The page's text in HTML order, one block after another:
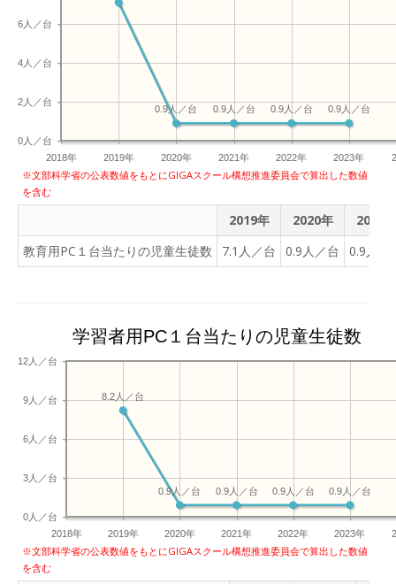
児童生徒用のリーフレッ
にも準備いたしましたの
一読いただき、本市の児童
生徒の情報活用能力を育む
教育に対して、引き続きご
理解とご協力をお願いいた
します。
できました。 R7年度本校
は第３学年において、文Ⅱ
コースで情報Ⅱが開講され
ます。総合的な探究の時間
て、本日学んだことを活用
していきます。
2018年 2019年 2020年 2021年 2022年 2023年
0人／台
2人／台
4人／台
6人／台
0.9人／台
0.9人／台
0.9人／台
0.9人／台
※文部科学省の公表数値をもとにGIGAスクール構想推進委員会で算出した数値
を含む
2019年 2020年
2021年
教育用PC１台当たりの児童生徒数
7.1人／台 0.9人／台 0.9人／
学習者用PC１台当たりの児童生徒数
2018年 2019年 2020年 2021年 2022年 2023年
0人／台
3人／台
6人／台
9人／台
12人／台
0.9人／台
0.9人／台
0.9人／台
0.9人／台
8.2人／台
※文部科学省の公表数値をもとにGIGAスクール構想推進委員会で算出した数値
を含む